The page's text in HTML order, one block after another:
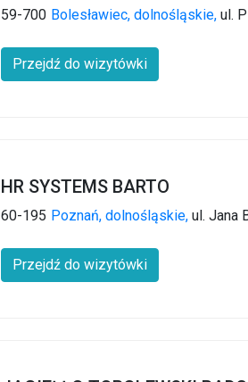
59-700 Bolesławiec, dolnośląskie, ul.
Przejdź do wizytówki
HR SYSTEMS BARTO
60-195 Poznań, dolnośląskie, ul. Jana
Przejdź do wizytówki